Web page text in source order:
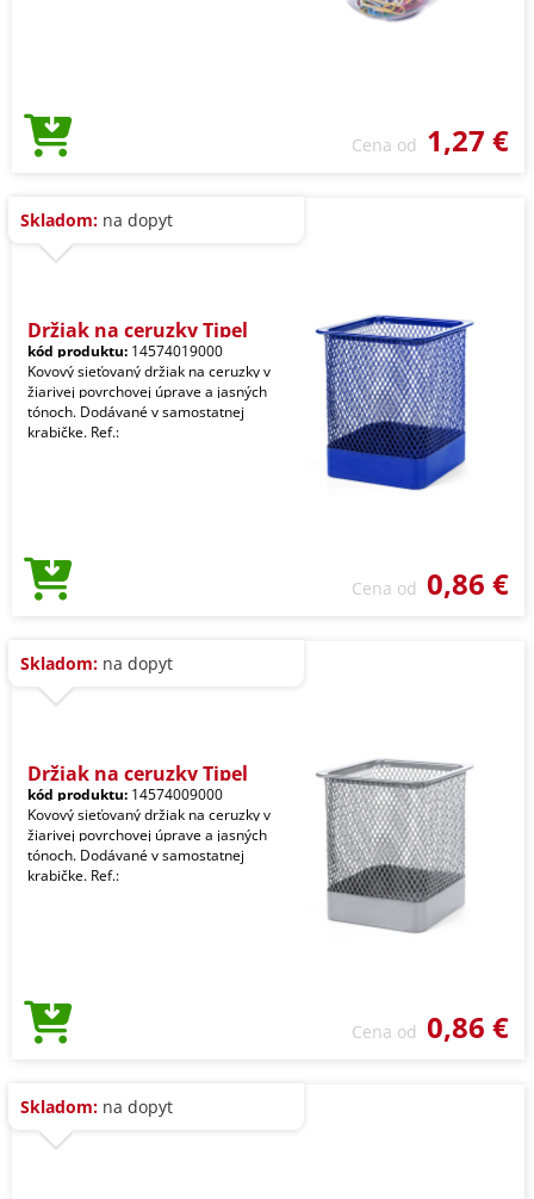
Cena od 1,27 €
Skladom: na dopyt
Držiak na ceruzky Tipel
kód produktu: 14574019000
Kovový sieťovaný držiak na ceruzky v
žiarivej povrchovej úprave a jasných
tónoch. Dodávané v samostatnej
krabičke. Ref.:
Cena od 0,86 €
Skladom: na dopyt
Držiak na ceruzky Tipel
kód produktu: 14574009000
Kovový sieťovaný držiak na ceruzky v
žiarivej povrchovej úprave a jasných
tónoch. Dodávané v samostatnej
krabičke. Ref.:
Cena od 0,86 €
Skladom: na dopyt